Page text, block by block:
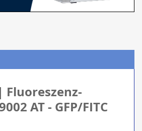
Fluoreszenz-
AT - GFP/FITC